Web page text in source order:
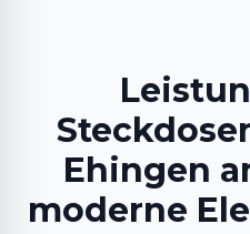
Ehingen
moderne